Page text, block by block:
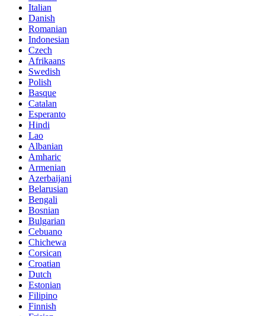
Italian
Danish
Romanian
Indonesian
Czech
Afrikaans
Swedish
Polish
Basque
Catalan
Esperanto
Hindi
Lao
Albanian
Amharic
Armenian
Azerbaijani
Belarusian
Bengali
Bosnian
Bulgarian
Cebuano
Chichewa
Corsican
Croatian
Dutch
Estonian
Filipino
Finnish